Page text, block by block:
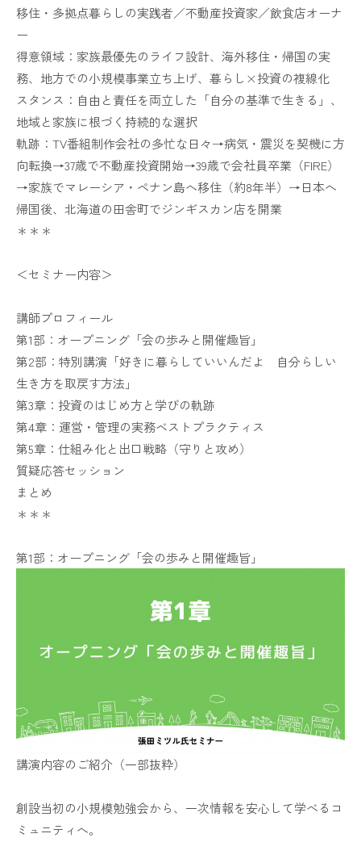
移住・多拠点暮らしの実践者／不動産投資家／飲食店オーナ
ー
得意領域：家族最優先のライフ設計、海外移住・帰国の実
務、地方での小規模事業立ち上げ、暮らし×投資の複線化
スタンス：自由と責任を両立した「自分の基準で生きる」、
地域と家族に根づく持続的な選択
軌跡：TV番組制作会社の多忙な日々→病気・震災を契機に方
向転換→37歳で不動産投資開始→39歳で会社員卒業（FIRE）
→家族でマレーシア・ペナン島へ移住（約8年半）→日本へ
帰国後、北海道の田舎町でジンギスカン店を開業
＊＊＊
＜セミナー内容＞
講師プロフィール
第1部：オープニング「会の歩みと開催趣旨」
第2部：特別講演「好きに暮らしていいんだよ 自分らしい
生き方を取戻す方法」
第3章：投資のはじめ方と学びの軌跡
第4章：運営・管理の実務ベストプラクティス
第5章：仕組み化と出口戦略（守りと攻め）
質疑応答セッション
まとめ
＊＊＊
第1部：オープニング「会の歩みと開催趣旨」
講演内容のご紹介（一部抜粋）
創設当初の小規模勉強会から、一次情報を安心して学べるコ
ミュニティへ。